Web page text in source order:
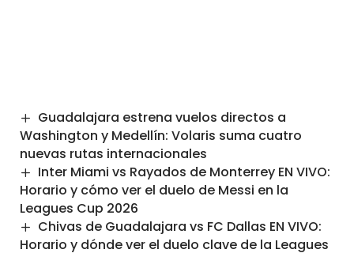
Guadalajara estrena vuelos directos a
Washington y Medellín: Volaris suma cuatro
nuevas rutas internacionales
Inter Miami vs Rayados de Monterrey EN VIVO:
Horario y cómo ver el duelo de Messi en la
Leagues Cup 2026
Chivas de Guadalajara vs FC Dallas EN VIVO:
Horario y dónde ver el duelo clave de la Leagues